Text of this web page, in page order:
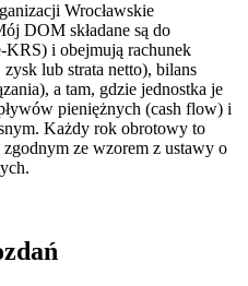
Wrocławskie
DOM składane są do
KRS) i obejmują rachunek
lub strata netto), bilans
a tam, gdzie jednostka je
pieniężnych (cash flow) i
Każdy rok obrotowy to
ze wzorem z ustawy o